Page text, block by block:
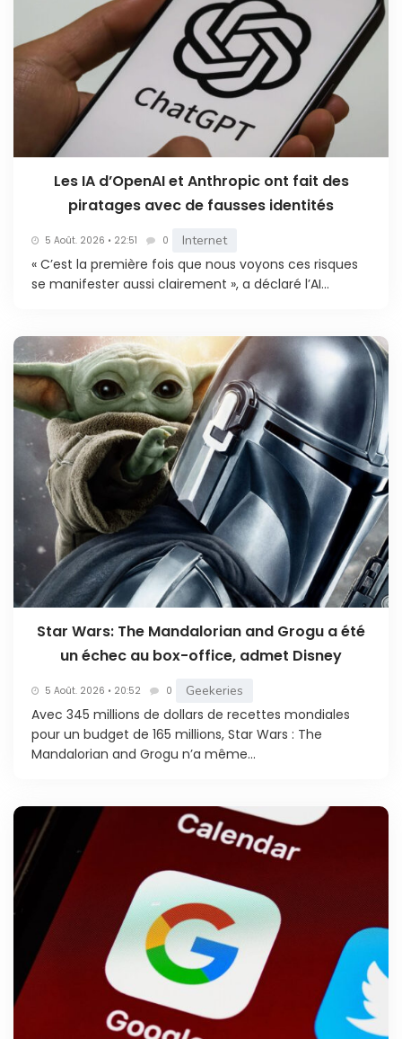
Les IA d’OpenAI et Anthropic ont fait des
piratages avec de fausses identités
5 Août. 2026 • 22:51 0 Internet
« C’est la première fois que nous voyons ces risques
se manifester aussi clairement », a déclaré l’AI...
Star Wars: The Mandalorian and Grogu a été
un échec au box-office, admet Disney
5 Août. 2026 • 20:52 0 Geekeries
Avec 345 millions de dollars de recettes mondiales
pour un budget de 165 millions, Star Wars : The
Mandalorian and Grogu n’a même...